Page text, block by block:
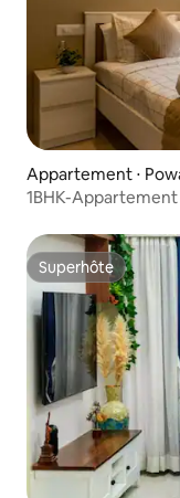
Appartement ⋅
1BHK-Appartement
Superhôte
Superhôte